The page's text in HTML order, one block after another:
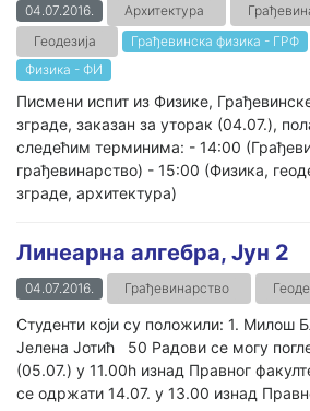
04.07.2016. Архитектура
Геодезија
Грађевинска физика - ГРФ
Физика - ФИ
Писмени испит из Физике,
зграде, заказан за уторак (04.07.),
следећим терминима: - 14:00
грађевинарство) - 15:00 (Физика,
зграде, архитектура)
Линеарна алгебра, Јун 2
04.07.2016. Грађевинарство
Студенти који су положили: 1. Милош
Јелена Јотић 50 Радови се могу
(05.07.) у 11.00h изнад Правног
се одржати 14.07. у 13.00 изнад